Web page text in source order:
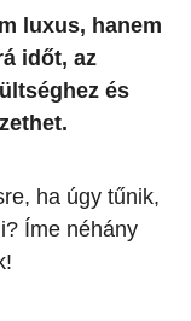
luxus, hanem
időt, az
és
ha úgy tűnik,
Íme néhány